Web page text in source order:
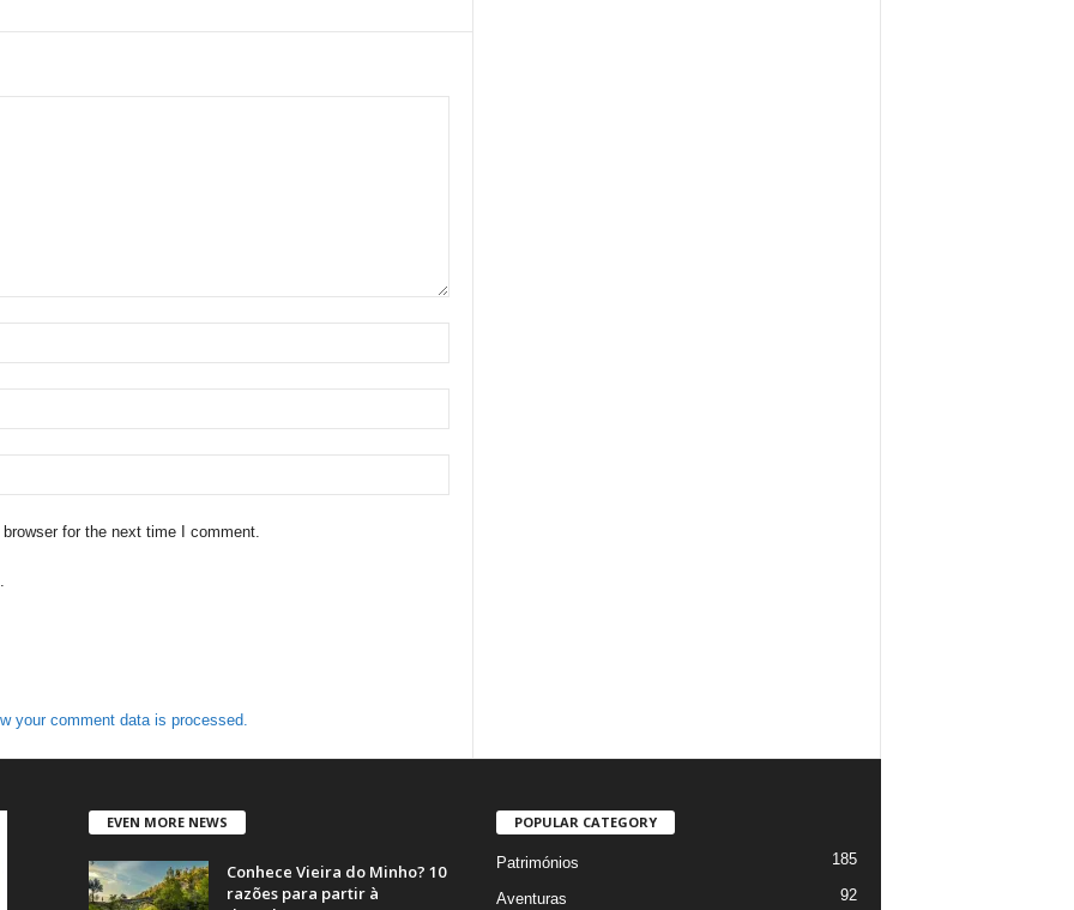
for the next time I comment.
your comment data is processed.
EVEN MORE NEWS
Conhece Vieira do Minho? 10
razões para partir à
POPULAR CATEGORY
Patrimónios 185
Aventuras 92